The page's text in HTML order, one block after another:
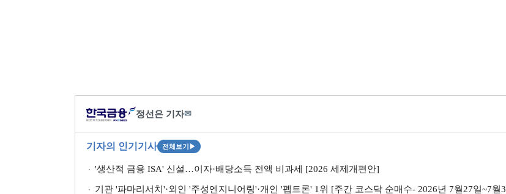
정선은 기자✉
기자의 인기기사 전체보기 ▶
'생산적 금융 ISA' 신설…이자·배당소득 전액 비과세 [2026 세제개편안]
기관 '파마리서치'·외인 '주성엔지니어링'·개인 '펩트론' 1위 [주간 코스닥 순매수- 2026년 7월27일~7월31일]